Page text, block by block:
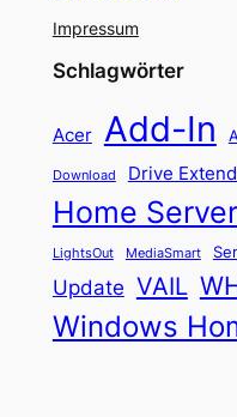
Impressum
Schlagwörter
Acer Add-In
Download Drive
Home Server
LightsOut MediaSmart
Update VAIL
Windows